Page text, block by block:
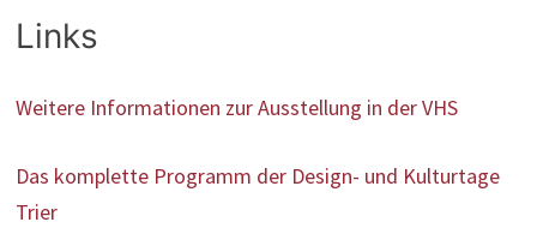
Links
Weitere Informationen zur Ausstellung in der VHS
Das komplette Programm der Design- und Kulturtage
Trier